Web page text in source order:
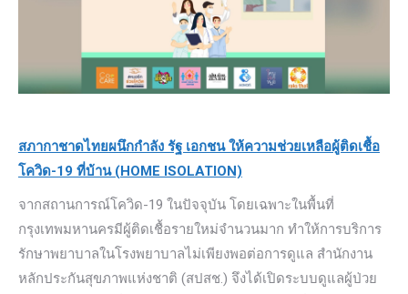
สภากาชาดไทยผนึกกำลัง รัฐ เอกชน ให้ความช่วยเหลือผู้ติดเชื้อ
โควิด-19 ที่บ้าน (HOME ISOLATION)
จากสถานการณ์โควิด-19 ในปัจจุบัน โดยเฉพาะในพื้นที่
กรุงเทพมหานครมีผู้ติดเชื้อรายใหม่จำนวนมาก ทำให้การบริการ
รักษาพยาบาลในโรงพยาบาลไม่เพียงพอต่อการดูแล สำนักงาน
หลักประกันสุขภาพแห่งชาติ (สปสช.) จึงได้เปิดระบบดูแลผู้ป่วย